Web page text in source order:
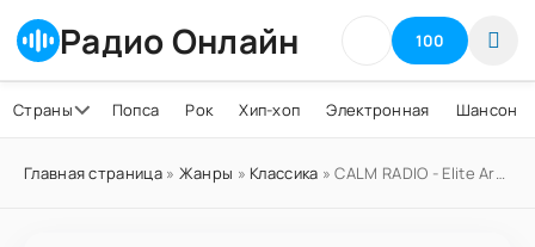
Радио Онлайн 100
Страны Попса Рок Хип-хоп Электронная Шансон
Главная страница» Жанры » Классика » CALM RADIO - Elite Artists